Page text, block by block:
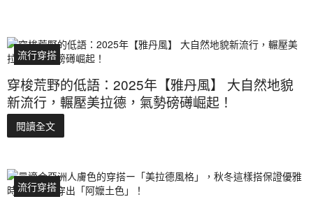
流行穿搭
穿梭荒野的低語：2025年【雅丹風】 大自然地貌
新流行，輾壓美拉德，氣勢磅礡崛起！
閱讀全文
流行穿搭